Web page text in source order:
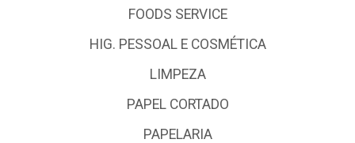
FOODS SERVICE
HIG. PESSOAL E COSMÉTICA
LIMPEZA
PAPEL CORTADO
PAPELARIA